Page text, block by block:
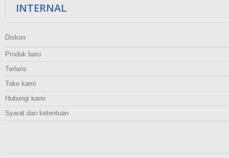
INTERNAL
Diskon
Produk baru
Terlaris
Toko kami
Hubungi kami
Syarat dan ketentuan